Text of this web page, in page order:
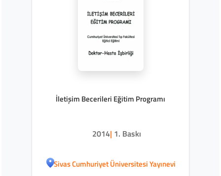
İletişim Becerileri Eğitim Programı
2014| 1. Baskı
Sivas Cumhuriyet Üniversitesi Yayınevi